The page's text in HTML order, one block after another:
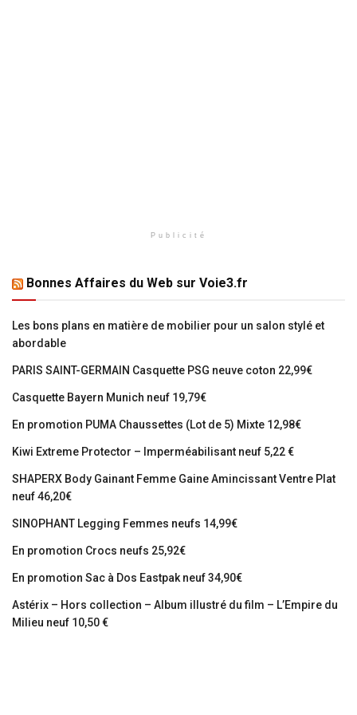
Publicité
Bonnes Affaires du Web sur Voie3.fr
Les bons plans en matière de mobilier pour un salon stylé et
abordable
PARIS SAINT-GERMAIN Casquette PSG neuve coton 22,99€
Casquette Bayern Munich neuf 19,79€
En promotion PUMA Chaussettes (Lot de 5) Mixte 12,98€
Kiwi Extreme Protector – Imperméabilisant neuf 5,22 €
SHAPERX Body Gainant Femme Gaine Amincissant Ventre Plat
neuf 46,20€
SINOPHANT Legging Femmes neufs 14,99€
En promotion Crocs neufs 25,92€
En promotion Sac à Dos Eastpak neuf 34,90€
Astérix – Hors collection – Album illustré du film – L’Empire du
Milieu neuf 10,50 €